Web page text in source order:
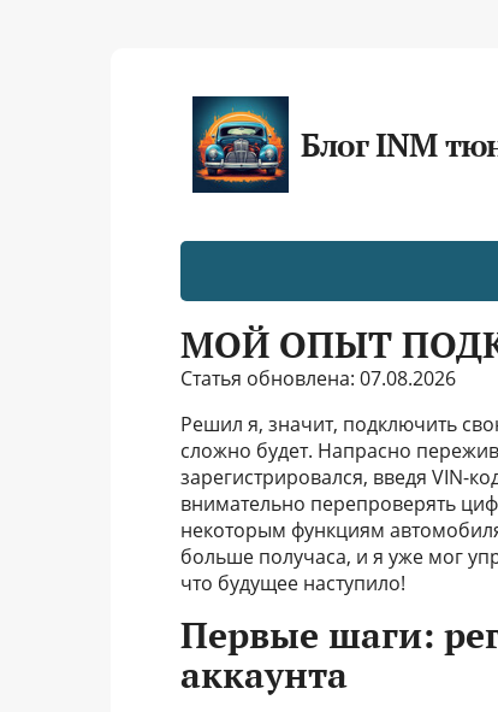
Блог INM
МОЙ ОПЫТ
Статья обновлена: 07.08.2026
Решил я, значит, подключить
сложно будет. Напрасно
зарегистрировался, введя VIN-
внимательно перепроверять
некоторым функциям
больше получаса, и я уже мог
что будущее наступило!
Первые шаги:
аккаунта